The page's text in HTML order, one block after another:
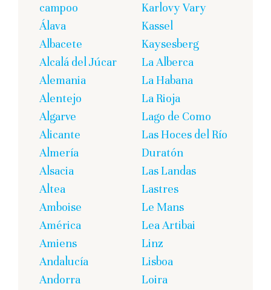
campoo
Álava
Albacete
Alcalá del Júcar
Alemania
Alentejo
Algarve
Alicante
Almería
Alsacia
Altea
Amboise
América
Amiens
Andalucía
Andorra
Karlovy Vary
Kassel
Kaysesberg
La Alberca
La Habana
La Rioja
Lago de Como
Las Hoces del Río
Duratón
Las Landas
Lastres
Le Mans
Lea Artibai
Linz
Lisboa
Loira